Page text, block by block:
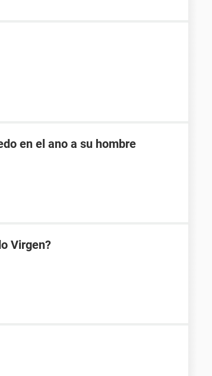
en el ano a su hombre
Virgen?